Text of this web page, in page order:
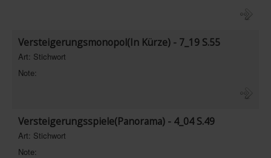
Versteigerungsmonopol(In Kürze) - 7_19 S.55
Art: Stichwort
Note:
Versteigerungsspiele(Panorama) - 4_04 S.49
Art: Stichwort
Note: